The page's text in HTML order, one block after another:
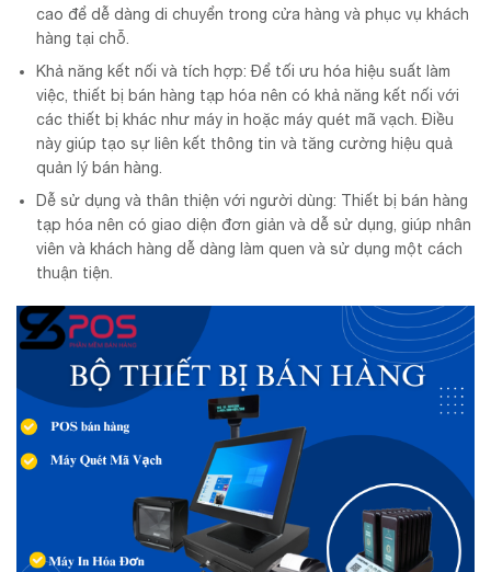
cao để dễ dàng di chuyển trong cửa hàng và phục vụ khách
hàng tại chỗ.
Khả năng kết nối và tích hợp: Để tối ưu hóa hiệu suất làm
việc, thiết bị bán hàng tạp hóa nên có khả năng kết nối với
các thiết bị khác như máy in hoặc máy quét mã vạch. Điều
này giúp tạo sự liên kết thông tin và tăng cường hiệu quả
quản lý bán hàng.
Dễ sử dụng và thân thiện với người dùng: Thiết bị bán hàng
tạp hóa nên có giao diện đơn giản và dễ sử dụng, giúp nhân
viên và khách hàng dễ dàng làm quen và sử dụng một cách
thuận tiện.